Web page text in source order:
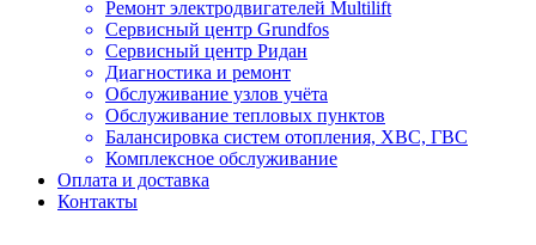
Ремонт электродвигателей Multilift
Сервисный центр Grundfos
Сервисный центр Ридан
Диагностика и ремонт
Обслуживание узлов учёта
Обслуживание тепловых пунктов
Балансировка систем отопления, ХВС, ГВС
Комплексное обслуживание
Оплата и доставка
Контакты